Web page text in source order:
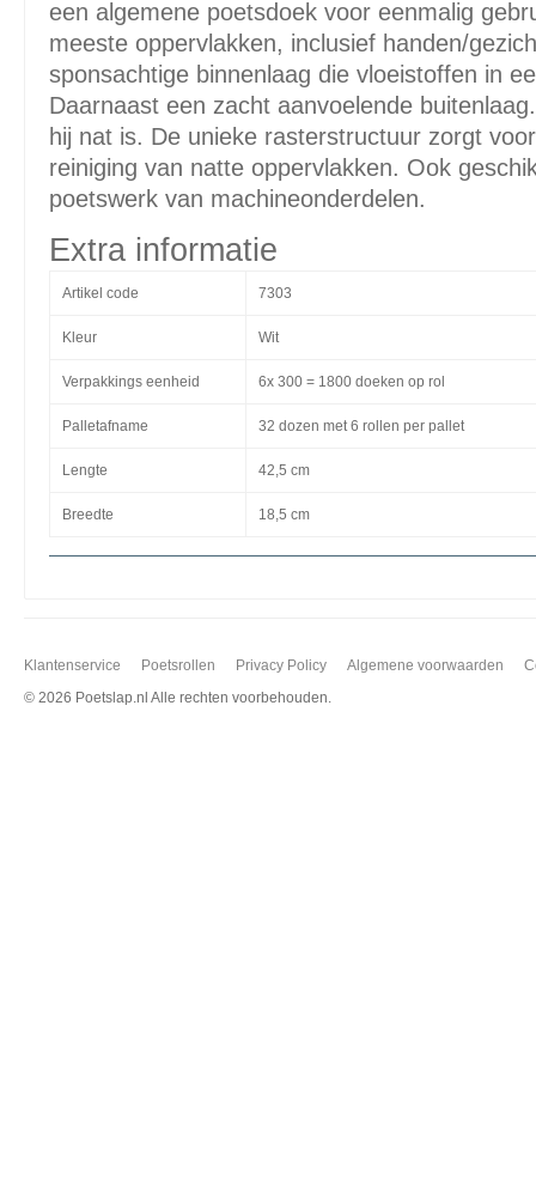
een algemene poetsdoek voor eenmalig
meeste oppervlakken, inclusief handen/
sponsachtige binnenlaag die vloeistoffen in
Daarnaast een zacht aanvoelende
hij nat is. De unieke rasterstructuur zorgt
reiniging van natte oppervlakken. Ook
poetswerk van machineonderdelen.
Extra informatie
Artikel code 7303
Kleur Wit
Verpakkings eenheid 6x 300 = 1800 doeken op rol
Palletafname 32 dozen met 6 rollen per pallet
Lengte 42,5 cm
Breedte 18,5 cm
Klantenservice Poetsrollen Privacy Policy Algemene voorwaarden
© 2026 Poetslap.nl Alle rechten voorbehouden.